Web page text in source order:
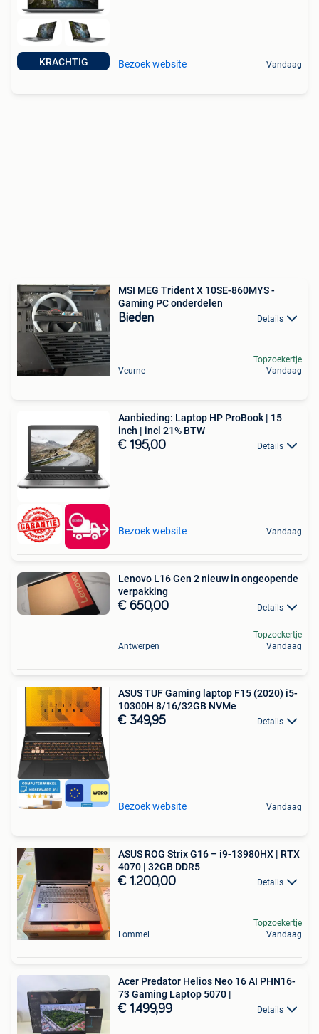
KRACHTIG Bezoek website Vandaag
MSI MEG Trident X 10SE-860MYS -
Gaming PC onderdelen
Bieden Details
Veurne
Topzoekertje
Vandaag
Aanbieding: Laptop HP ProBook | 15
inch | incl 21% BTW
€ 195,00 Details
Bezoek website Vandaag
Lenovo L16 Gen 2 nieuw in ongeopende
verpakking
€ 650,00 Details
Antwerpen
Topzoekertje
Vandaag
ASUS TUF Gaming laptop F15 (2020) i5-
10300H 8/16/32GB NVMe
€ 349,95 Details
Bezoek website Vandaag
ASUS ROG Strix G16 – i9-13980HX | RTX
4070 | 32GB DDR5
€ 1.200,00 Details
Lommel
Topzoekertje
Vandaag
Acer Predator Helios Neo 16 AI PHN16-
73 Gaming Laptop 5070 |
€ 1.499,99 Details